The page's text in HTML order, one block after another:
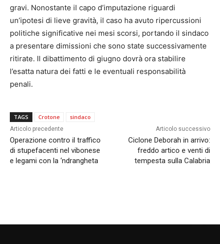
gravi. Nonostante il capo d’imputazione riguardi
un’ipotesi di lieve gravità, il caso ha avuto ripercussioni
politiche significative nei mesi scorsi, portando il sindaco
a presentare dimissioni che sono state successivamente
ritirate. Il dibattimento di giugno dovrà ora stabilire
l’esatta natura dei fatti e le eventuali responsabilità
penali.
TAGS Crotone sindaco
Articolo precedente
Operazione contro il traffico
di stupefacenti nel vibonese
e legami con la ‘ndrangheta
Articolo successivo
Ciclone Deborah in arrivo:
freddo artico e venti di
tempesta sulla Calabria